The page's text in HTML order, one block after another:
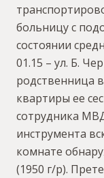
больницу с
состоянии
01.15 – ул. Б.
родственница
квартиры ее
сотрудника
инструмента
комнате
(1950 г/р).